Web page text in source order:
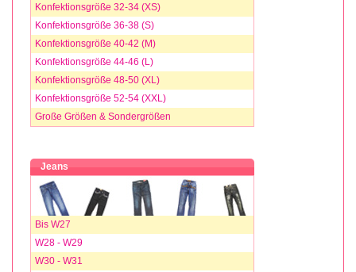
Konfektionsgröße 32-34 (XS)
Konfektionsgröße 36-38 (S)
Konfektionsgröße 40-42 (M)
Konfektionsgröße 44-46 (L)
Konfektionsgröße 48-50 (XL)
Konfektionsgröße 52-54 (XXL)
Große Größen & Sondergrößen
Jeans
Bis W27
W28 - W29
W30 - W31